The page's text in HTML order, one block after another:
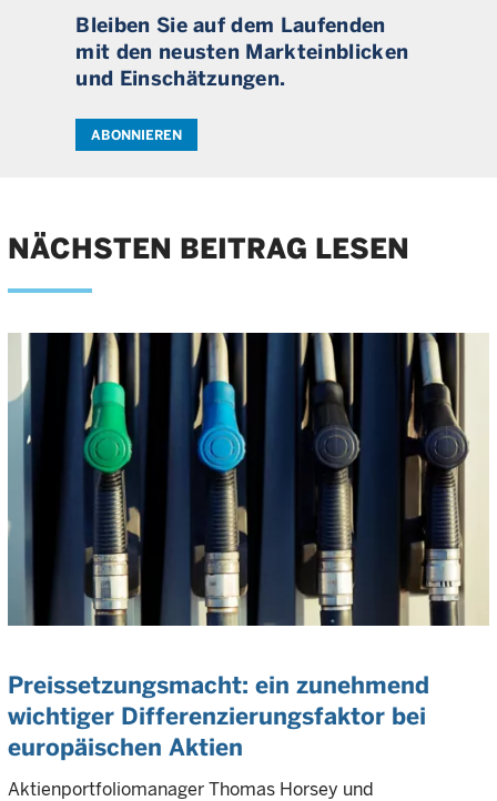
Bleiben Sie auf dem Laufenden
mit den neusten Markteinblicken
und Einschätzungen.
ABONNIEREN
NÄCHSTEN BEITRAG LESEN
Preissetzungsmacht: ein zunehmend
wichtiger Differenzierungsfaktor bei
europäischen Aktien
Aktienportfoliomanager Thomas Horsey und